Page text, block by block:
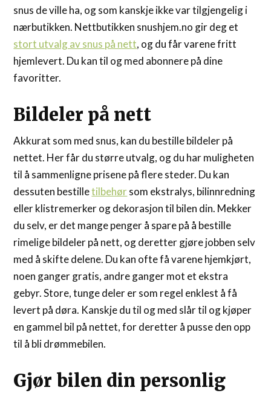
snus de ville ha, og som kanskje ikke var tilgjengelig i
nærbutikken. Nettbutikken snushjem.no gir deg et
stort utvalg av snus på nett, og du får varene fritt
hjemlevert. Du kan til og med abonnere på dine
favoritter.
Bildeler på nett
Akkurat som med snus, kan du bestille bildeler på
nettet. Her får du større utvalg, og du har muligheten
til å sammenligne prisene på flere steder. Du kan
dessuten bestilletilbehørsom ekstralys, bilinnredning
eller klistremerker og dekorasjon til bilen din. Mekker
du selv, er det mange penger å spare på å bestille
rimelige bildeler på nett, og deretter gjøre jobben selv
med å skifte delene. Du kan ofte få varene hjemkjørt,
noen ganger gratis, andre ganger mot et ekstra
gebyr. Store, tunge deler er som regel enklest å få
levert på døra. Kanskje du til og med slår til og kjøper
en gammel bil på nettet, for deretter å pusse den opp
til å bli drømmebilen.
Gjør bilen din personlig